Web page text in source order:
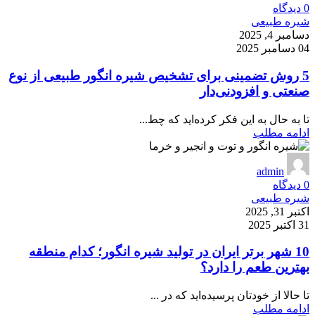
0 دیدگاه
شیره طبیعی
دسامبر 4, 2025
04 دسامبر 2025
5 روش تضمینی برای تشخیص شیره انگور طبیعی از نوع
صنعتی و افزودنی‌دار
تا به حال به این فکر کرده‌اید که چط...
ادامه مطلب
admin
0 دیدگاه
شیره طبیعی
اکتبر 31, 2025
31 اکتبر 2025
10 شهر برتر ایران در تولید شیره انگور؛ کدام منطقه
بهترین طعم را دارد؟
تا حالا از خودتان پرسیده‌اید که در ...
ادامه مطلب